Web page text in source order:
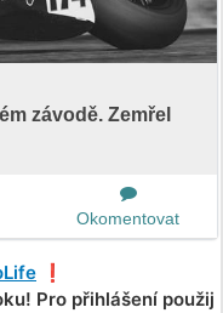
závodě. Zemřel
Okomentovat
❗️
Pro přihlášení použij